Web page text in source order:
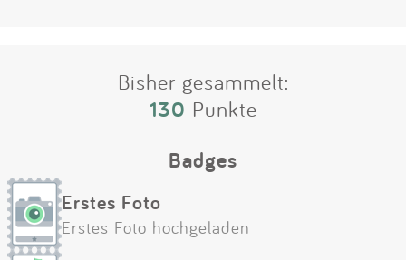
Bisher gesammelt:
130 Punkte
Badges
Erstes Foto
Erstes Foto hochgeladen